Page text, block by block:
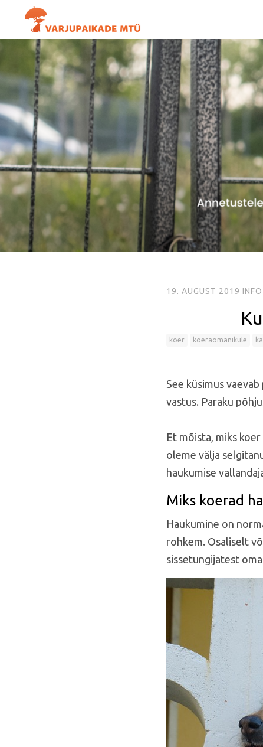
19. AUGUST 2019 INFO
koer koeraomanikule
See küsimus
vastus. Paraku
Et mõista, miks
oleme välja
haukumise
Miks koerad
Haukumine on
rohkem. Osaliselt
sissetungijatest